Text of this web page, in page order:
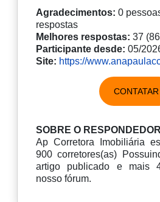
Agradecimentos: 0
respostas
Melhores respostas: 37
Participante desde: 05/
Site: https://
CONTATAR
SOBRE O
Ap Corretora Imobiliária
900 corretores(as)
artigo publicado e mais
nosso fórum.